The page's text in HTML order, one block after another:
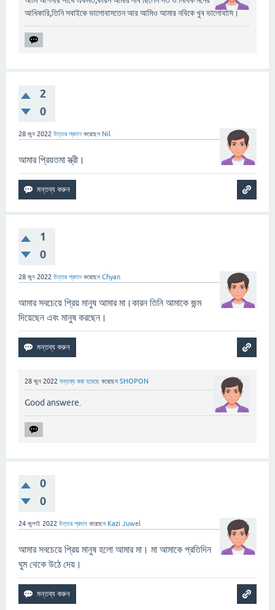
আধিকারি,তিনি সবাইকে ভালোবাসতেন আর আমিও আমার নবিকে খুব ভালোবাসি।
2
0
28 জুন 2022 উত্তর প্রদান করেছেন Nil
আমার প্রিয়তমা স্ত্রী।
1
0
28 জুন 2022 উত্তর প্রদান করেছেন Chyan
আমার সবচেয়ে প্রিয় মানুষ আমার মা।কারন তিনি আমাকে জন্ম
দিয়েছেন এবং মানুষ করছেন।
28 জুন 2022 মন্তব্য করা হয়েছে করেছেন SHOPON
Good answere.
0
0
24 জুলাই 2022 উত্তর প্রদান করেছেন Kazi Juwel
আমার সবচেয়ে প্রিয় মানুষ হলো আমার মা। মা আমাকে প্রতিদিন
ঘুম থেকে উঠে দেয়।